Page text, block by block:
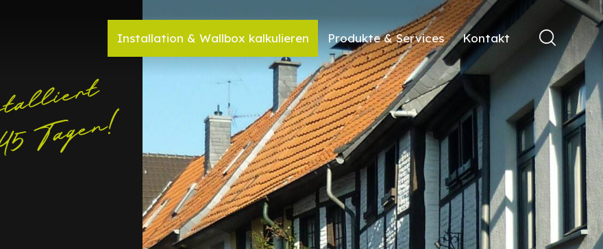
Installation & Wallbox kalkulieren Produkte & Services Kontakt